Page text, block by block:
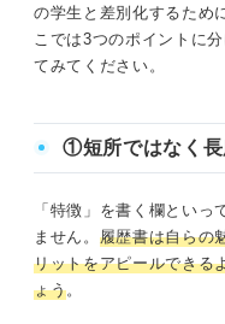
の学生と差別化するため
こでは3つのポイントに
てみてください。
①短所ではなく長
「特徴」を書く欄といっ
ません。 履歴書は自らの
リットをアピールできる
ょう。